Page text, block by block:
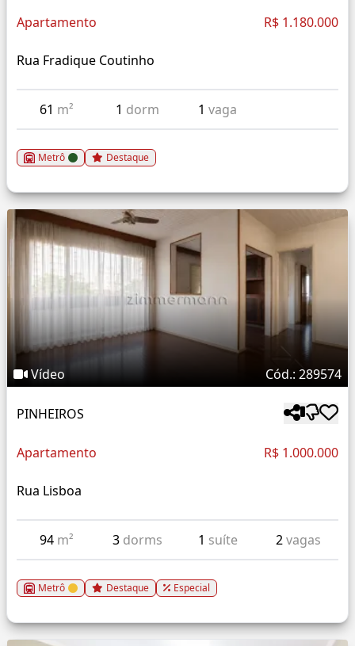
Apartamento R$ 1.180.000
Rua Fradique Coutinho
61 m² 1 dorm 1vaga
Metrô Destaque
Vídeo Cód.: 289574
PINHEIROS
Apartamento R$ 1.000.000
Rua Lisboa
94 m² 3 dorms 1 suíte 2vagas
Metrô Destaque Especial